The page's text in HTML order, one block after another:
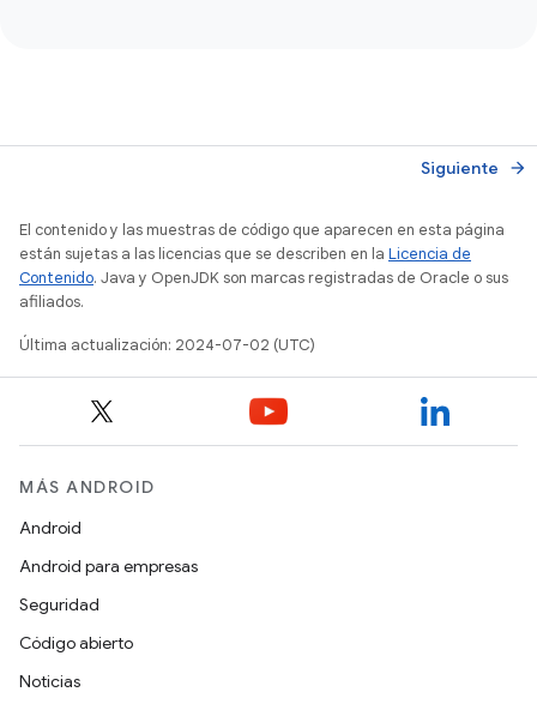
Siguiente arrow_forward
El contenido y las muestras de código que aparecen en esta página
están sujetas a las licencias que se describen en la Licencia de
Contenido. Java y OpenJDK son marcas registradas de Oracle o sus
afiliados.
Última actualización: 2024-07-02 (UTC)
MÁS ANDROID
Android
Android para empresas
Seguridad
Código abierto
Noticias